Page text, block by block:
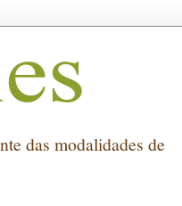
das modalidades de